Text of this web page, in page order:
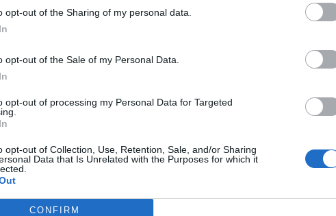
opt-out of the Sharing of my personal data.
opt-out of the Sale of my Personal Data.
opt-out of processing my Personal Data for Targeted
opt-out of Collection, Use, Retention, Sale, and/or Sharing
Data that Is Unrelated with the Purposes for which it
CONFIRM
παιχνίδι για τον Ολυμπιακό και στην
το 0-1.